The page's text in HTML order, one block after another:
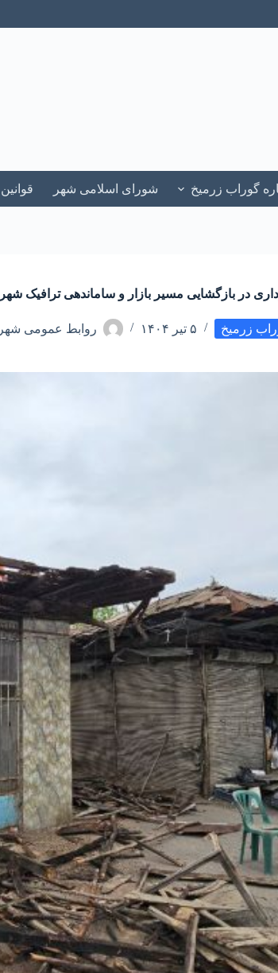
گوراب زرمیخ شورای اسلامی شهر قوانین
در بازگشایی مسیر بازار و ساماندهی ترافیک
زرمیخ ۵ تیر ۱۴۰۴ روابط عمومی